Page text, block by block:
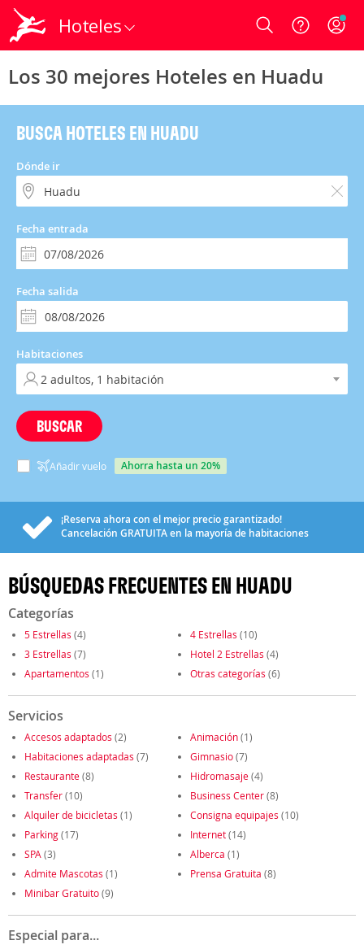
Hoteles Login
Los 30 mejores Hoteles en Huadu
BUSCA HOTELES EN HUADU
Dónde ir
Fecha entrada
Fecha salida
Habitaciones
BUSCAR
Añadir vuelo ahorra hasta un 20%
¡Reserva ahora con el mejor precio garantizado!
Cancelación GRATUITAen la mayoría de habitaciones
BÚSQUEDAS FRECUENTES EN HUADU
Categorías
5 Estrellas (4) 4 Estrellas (10)
3 Estrellas (7) Hotel 2 Estrellas (4)
Apartamentos (1) Otras categorías (6)
Servicios
Accesos adaptados (2) Animación(1)
Habitaciones adaptadas (7) Gimnasio(7)
Restaurante(8) Hidromasaje(4)
Transfer(10) Business Center(8)
Alquiler de bicicletas (1) Consigna equipajes (10)
Parking(17) Internet(14)
SPA (3) Alberca (1)
Admite Mascotas (1) Prensa Gratuita (8)
Minibar Gratuito(9)
Especial para...